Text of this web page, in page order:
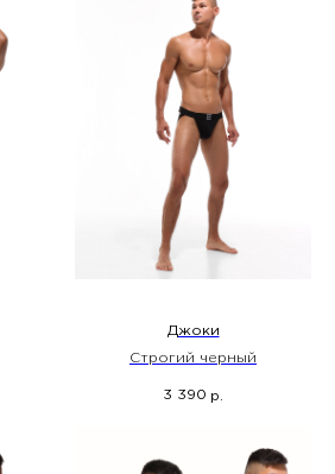
Джоки
Строгий черный
3 390 р.